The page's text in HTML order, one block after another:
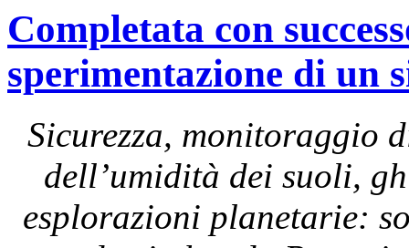
Completata con
sperimentazione di un
Sicurezza, monitoraggio
dell’umidità dei suoli,
esplorazioni planetarie: